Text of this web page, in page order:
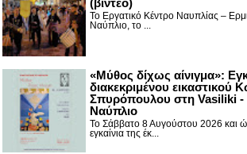
Το Εργατικό Κέντρο Ναυπλίας –
Ναύπλιο, το ...
«Μύθος δίχως αίνιγμα»:
διακεκριμένου εικαστικού
Σπυρόπουλου στη Vasiliki -
Ναύπλιο
Το Σάββατο 8 Αυγούστου 2026 και
εγκαίνια της έκ...